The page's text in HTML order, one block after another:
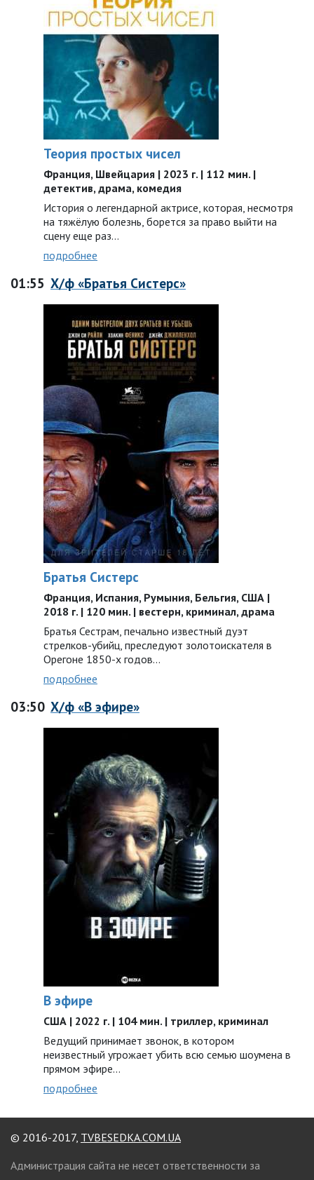
Теория простых чисел
Франция, Швейцария | 2023 г. | 112 мин. |
детектив, драма, комедия
История о легендарной актрисе, которая, несмотря
на тяжёлую болезнь, борется за право выйти на
сцену еще раз…
подробнее
01:55 Х/ф «Братья Систерс»
Братья Систерс
Франция, Испания, Румыния, Бельгия, США |
2018 г. | 120 мин. | вестерн, криминал, драма
Братья Сестрам, печально известный дуэт
стрелков-убийц, преследуют золотоискателя в
Орегоне 1850-х годов…
подробнее
03:50 Х/ф «В эфире»
В эфире
США | 2022 г. | 104 мин. | триллер, криминал
Ведущий принимает звонок, в котором
неизвестный угрожает убить всю семью шоумена в
прямом эфире…
подробнее
© 2016-2017, TVBESEDKA.COM.UA
Администрация сайта не несет ответственности за